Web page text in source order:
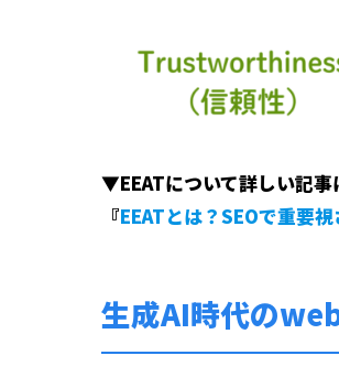
▼EEATについて詳しい記事
『EEATとは？SEOで重要
生成AI時代の